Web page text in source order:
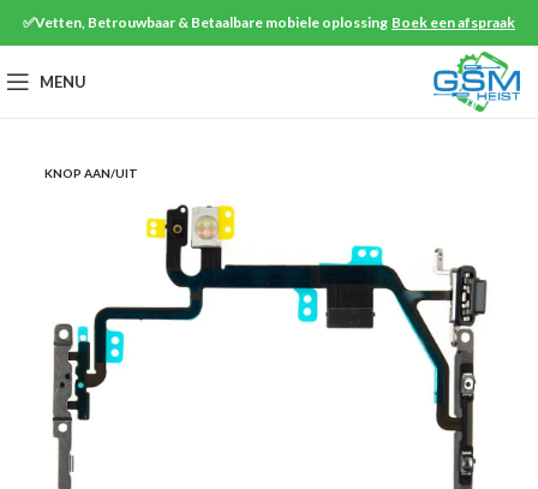
✅Vetten, Betrouwbaar & Betaalbare mobiele oplossing Boek een afspraak
MENU
KNOP AAN/UIT